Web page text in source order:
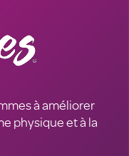
à améliorer
physique et à la